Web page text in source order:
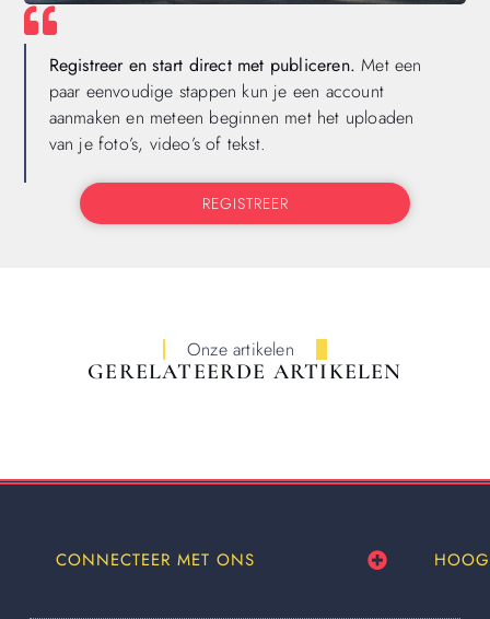
Registreer en start direct met publiceren. Met een
paar eenvoudige stappen kun je een account
aanmaken en meteen beginnen met het uploaden
van je foto’s, video’s of tekst.
REGISTREER
Onze artikelen
GERELATEERDE ARTIKELEN
CONNECTEER MET ONS